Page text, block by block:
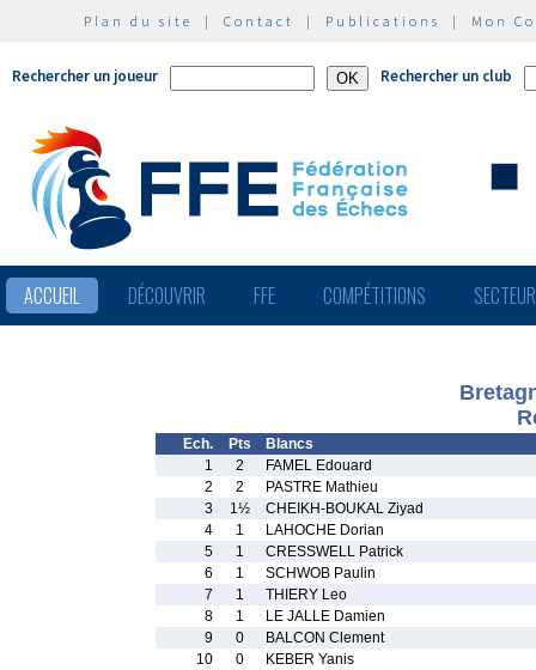
Plan du site | Contact | Publications | Mon
Rechercher un joueur Rechercher un club
ACCUEIL DÉCOUVRIR FFE COMPÉTITIONS
Ech. Pts
Blancs
1
2
FAMEL Edouard
2
2
PASTRE Mathieu
3
1½
CHEIKH-BOUKAL Ziyad
4
1
LAHOCHE Dorian
5
1
CRESSWELL Patrick
6
1
SCHWOB Paulin
7
1
THIERY Leo
8
1
LE JALLE Damien
9
0
BALCON Clement
10
0
KEBER Yanis